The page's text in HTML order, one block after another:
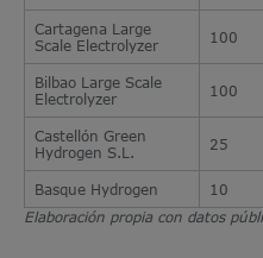
Cartagena Large
Scale Electrolyzer
100
Bilbao Large Scale
Electrolyzer
100
Castellón Green
Hydrogen S.L.
25
Basque Hydrogen 10
Elaboración propia con datos